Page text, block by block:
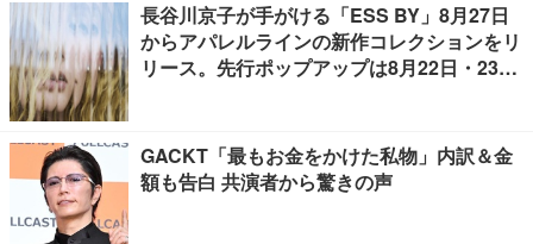
長谷川京子が手がける「ESS BY」8月27日
からアパレルラインの新作コレクションをリ
リース。先行ポップアップは8月22日・23日
GACKT「最もお金をかけた私物」内訳＆金
額も告白 共演者から驚きの声